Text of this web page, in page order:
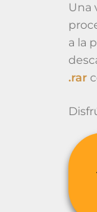
Una
a la
.rar